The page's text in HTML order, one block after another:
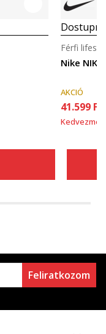
Nike NIKE
Férfi
AKCIÓ
41.599 Ft
Feliratkozom